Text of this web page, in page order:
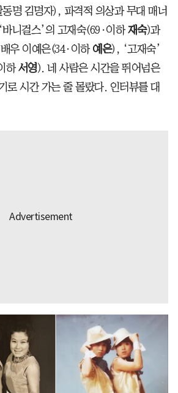
명 김명자), 파격적 의상과 무대 매너
니걸스’의 고재숙(69·이하재숙)과
우 이예은(34·이하 예은), ‘고재숙’
하서영). 네 사람은 시간을 뛰어넘은
로 시간 가는 줄 몰랐다. 인터뷰를 대